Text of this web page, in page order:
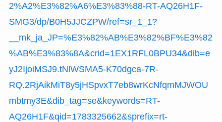
2%A2%E3%82%A6%E3%83%88-RT-AQ26H1F-
SMG3/dp/B0H5JJCZPW/ref=sr_1_1?
__mk_ja_JP=%E3%82%AB%E3%82%BF%E3%82
%AB%E3%83%8A&crid=1EX1RFL0BPU34&dib=e
yJ2IjoiMSJ9.tNlWSMA5-K70dgca-7R-
RQ.2RjAikMiT8y5jHSpvxT7eb8wrKcNfqmMJWOU
mbtmy3E&dib_tag=se&keywords=RT-
AQ26H1F&qid=1783325662&sprefix=rt-